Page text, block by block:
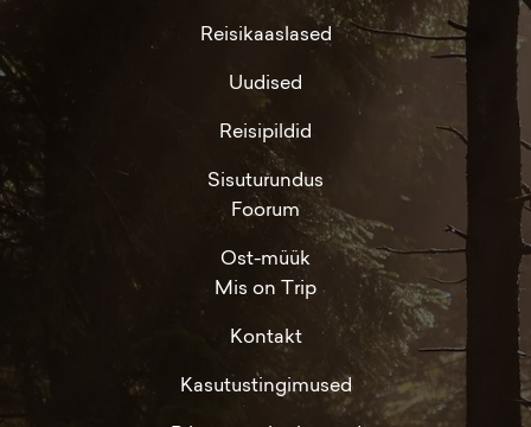
Reisikaaslased
Uudised
Reisipildid
Sisuturundus
Foorum
Ost-müük
Mis on Trip
Kontakt
Kasutustingimused